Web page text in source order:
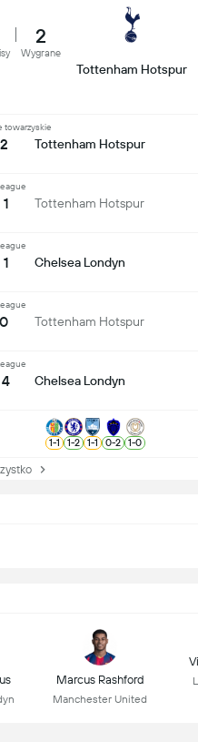
2
Wygrane
Tottenham Hotspur
towarzyskie
Tottenham Hotspur
Tottenham Hotspur
Chelsea Londyn
Tottenham Hotspur
Chelsea Londyn
1-1 1-2 1-1 0-2 1-0
Marcus Rashford
Manchester United